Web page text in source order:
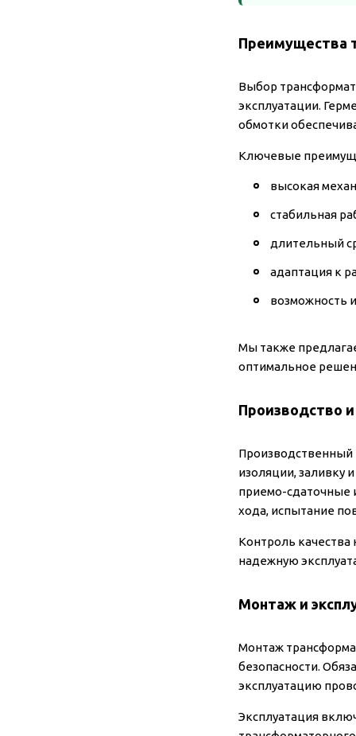
Преимущества
Выбор
эксплуатации.
обмотки
Ключевые
высокая
стабильная
длительный
адаптация к
возможность
Мы также
оптимальное
Производство
Производственный
изоляции, заливку
приемо-сдаточные
хода, испытание
Контроль качества
надежную
Монтаж и
Монтаж
безопасности.
эксплуатацию
Эксплуатация